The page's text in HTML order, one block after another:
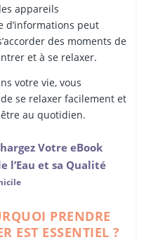
appareils
d’informations peut
des moments de
et à se relaxer.
votre vie, vous
se relaxer facilement et
au quotidien.
Votre eBook
l’Eau et sa Qualité
PRENDRE
EST ESSENTIEL ?